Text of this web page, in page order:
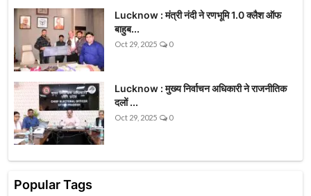
Lucknow : मंत्री नंदी ने रणभूमि 1.0 क्लैश ऑफ
बाहुब...
Oct 29, 2025 0
Lucknow : मुख्य निर्वाचन अधिकारी ने राजनीतिक
दलों ...
Oct 29, 2025 0
Popular Tags